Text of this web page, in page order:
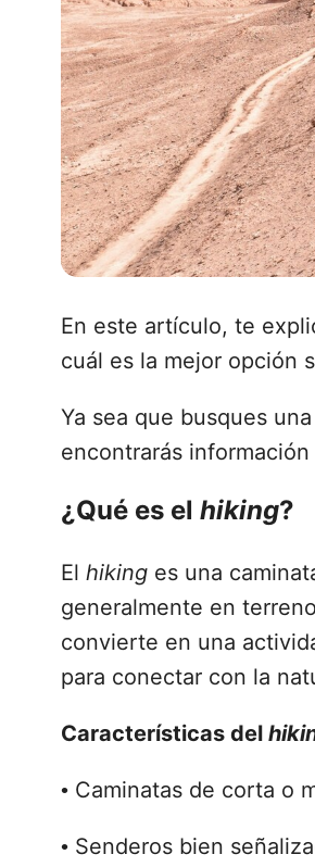
En este artículo, te
cuál es la mejor opción
Ya sea que busques
encontrarás
¿Qué es el hiking?
El hiking es una
generalmente en
convierte en una
para conectar con la
Características del
•Caminatas de corta o
•Senderos bien